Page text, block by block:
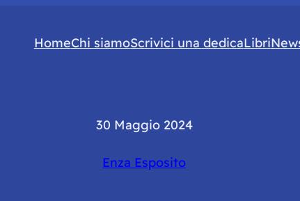
HomeChi siamoScrivici una dedicaLibri
30 Maggio 2024
Enza Esposito